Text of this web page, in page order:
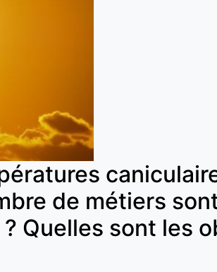
de métiers
Quelles sont les